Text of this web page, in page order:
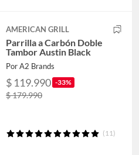
AMERICAN GRILL
Parrilla a Carbón Doble
Tambor Austin Black
Por A2 Brands
$ 119.990 -33%
$ 179.990
(11)